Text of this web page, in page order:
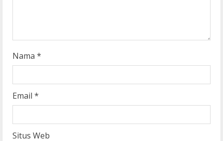
Nama *
Email *
Situs Web